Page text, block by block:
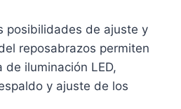
posibilidades de ajuste y
reposabrazos permiten
iluminación LED,
y ajuste de los